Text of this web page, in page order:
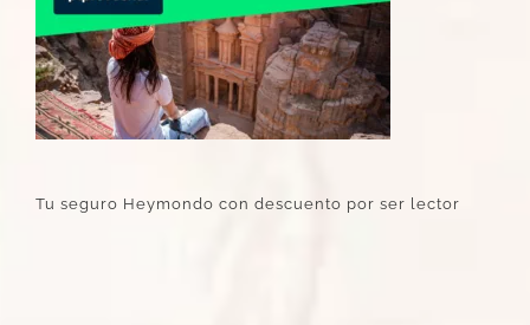
Tu seguro Heymondo con descuento por ser lector